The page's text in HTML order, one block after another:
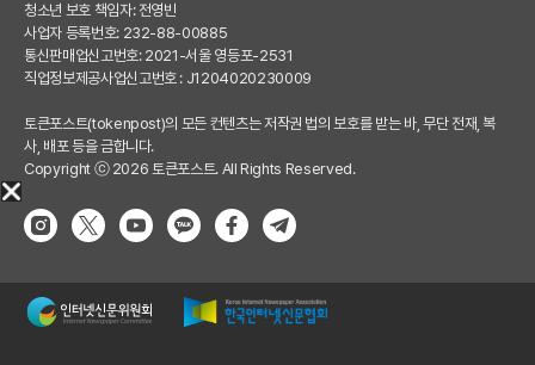
청소년 보호 책임자: 전영빈
사업자 등록번호: 232-88-00885
통신판매업신고번호: 2021-서울 영등포-2531
직업정보제공사업신고번호 : J1204020230009
토큰포스트(tokenpost)의 모든 컨텐츠는 저작권 법의 보호를 받는 바, 무단 전재, 복
사, 배포 등을 금합니다.
Copyright ⓒ 2026 토큰포스트. All Rights Reserved.